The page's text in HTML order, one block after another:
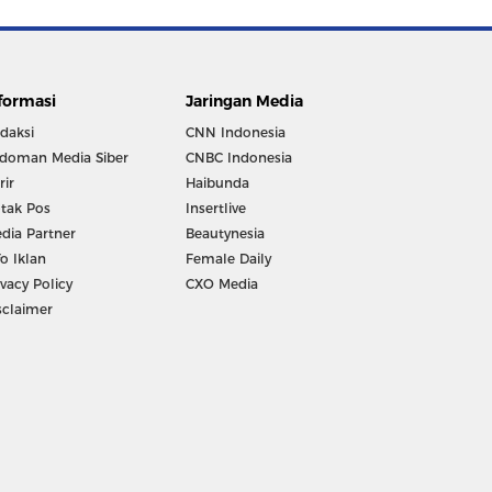
Media Siber
Pos
Partner
Iklan
Policy
Jaringan Media
CNN Indonesia
CNBC Indonesia
Haibunda
Insertlive
Beautynesia
Female Daily
CXO Media